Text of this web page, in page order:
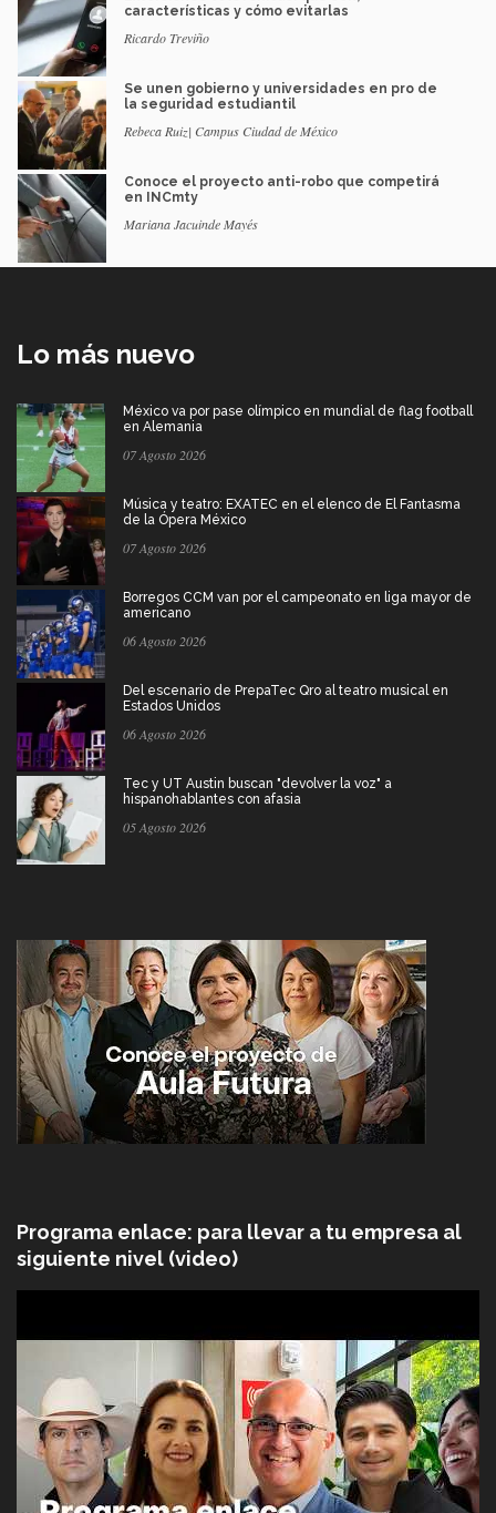
características y cómo evitarlas
Ricardo Treviño
Se unen gobierno y universidades en pro de
la seguridad estudiantil
Rebeca Ruiz| Campus Ciudad de México
Conoce el proyecto anti-robo que competirá
en INCmty
Mariana Jacuinde Mayés
Lo más nuevo
México va por pase olímpico en mundial de flag football
en Alemania
07 Agosto 2026
Música y teatro: EXATEC en el elenco de El Fantasma
de la Ópera México
07 Agosto 2026
Borregos CCM van por el campeonato en liga mayor de
americano
06 Agosto 2026
Del escenario de PrepaTec Qro al teatro musical en
Estados Unidos
06 Agosto 2026
Tec y UT Austin buscan "devolver la voz" a
hispanohablantes con afasia
05 Agosto 2026
Programa enlace: para llevar a tu empresa al
siguiente nivel (video)